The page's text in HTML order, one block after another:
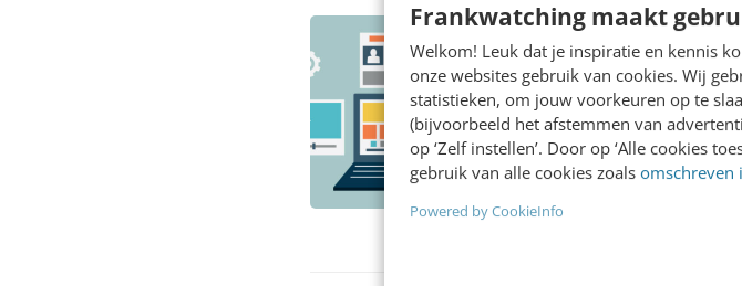
Frankwatching maakt
Welkom! Leuk dat je inspiratie en kennis
onze websites gebruik van cookies. Wij
statistieken, om jouw voorkeuren op te
(bijvoorbeeld het afstemmen van
op ‘Zelf instellen’. Door op ‘Alle cookies
gebruik van alle cookies zoals omschreven
Powered by CookieInfo
Verbind je
kansen
Het jaarverslag is de
videojaarverslagen en
opkomst. Tegelijk zien
content en verhalen...